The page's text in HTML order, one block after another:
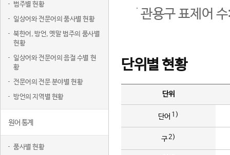
범주별 현황
일상어와 전문어의 품사별 현황
북한어, 방언, 옛말 범주의 품사별
현황
일상어와 전문어의 음절 수별 현
황
전문어의 전문 분야별 현황
방언의 지역별 현황
원어 통계
품사별 현황
관용구 표제어
단위별 현황
단위
단어 1)
구2)